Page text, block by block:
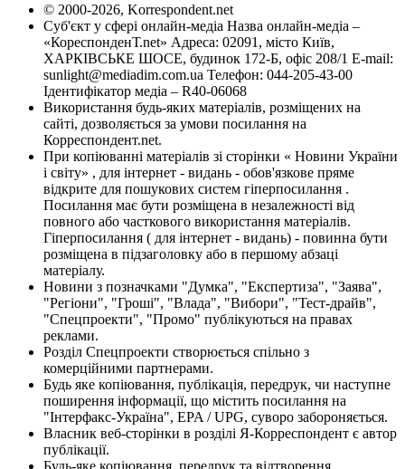
© 2000-2026, Korrespondent.net
Суб'єкт у сфері онлайн-медіа Назва онлайн-медіа –
«КореспонденТ.net» Адреса: 02091, місто Київ,
ХАРКІВСЬКЕ ШОСЕ, будинок 172-Б, офіс 208/1 E-mail:
sunlight@mediadim.com.ua Телефон: 044-205-43-00
Ідентифікатор медіа – R40-06068
Використання будь-яких матеріалів, розміщених на
сайті, дозволяється за умови посилання на
Корреспондент.net.
При копіюванні матеріалів зі сторінки « Новини України
і світу» , для інтернет - видань - обов'язкове пряме
відкрите для пошукових систем гіперпосилання .
Посилання має бути розміщена в незалежності від
повного або часткового використання матеріалів.
Гіперпосилання ( для інтернет - видань) - повинна бути
розміщена в підзаголовку або в першому абзаці
матеріалу.
Новини з позначками "Думка", "Експертиза", "Заява",
"Регіони", "Гроші", "Влада", "Вибори", "Тест-драйв",
"Спецпроекти", "Промо" публікуються на правах
реклами.
Розділ Спецпроекти створюється спільно з
комерційними партнерами.
Будь яке копіювання, публікація, передрук, чи наступне
поширення інформації, що містить посилання на
"Інтерфакс-Україна", EPA / UPG, суворо забороняється.
Власник веб-сторінки в розділі Я-Корреспондент є автор
публікації.
Будь-яке копіювання, передрук та відтворення